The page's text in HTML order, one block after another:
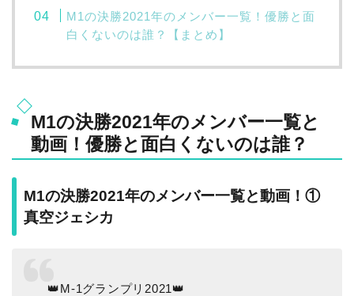
M1の決勝2021年のメンバー一覧！優勝と面
白くないのは誰？【まとめ】
M1の決勝2021年のメンバー一覧と
動画！優勝と面白くないのは誰？
M1の決勝2021年のメンバー一覧と動画！①
真空ジェシカ
👑M-1グランプリ2021👑